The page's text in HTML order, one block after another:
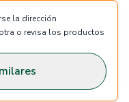
la dirección
o revisa los productos